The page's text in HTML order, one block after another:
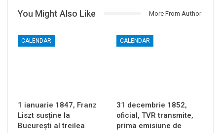
You Might Also Like More From Author
CALENDAR
1 ianuarie 1847, Franz
Liszt susține la
București al treilea
CALENDAR
31 decembrie 1852,
oficial, TVR transmite,
prima emisiune de